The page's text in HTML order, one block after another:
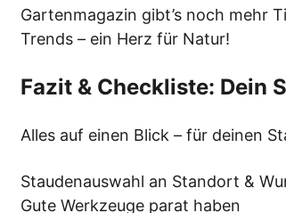
Gartenmagazin gibt’s noch mehr
Trends – ein Herz für Natur!
Fazit & Checkliste: Dein
Alles auf einen Blick – für deinen
Staudenauswahl an Standort &
Gute Werkzeuge parat haben